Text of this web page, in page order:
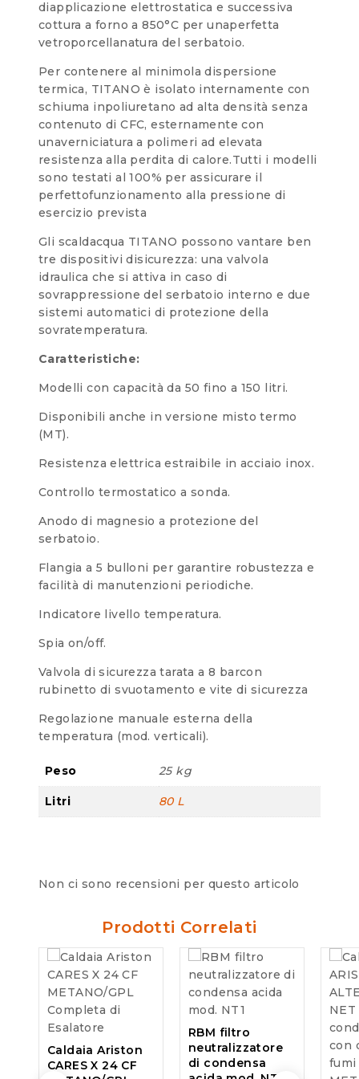
diapplicazione elettrostatica e successiva
cottura a forno a 850°C per unaperfetta
vetroporcellanatura del serbatoio.
Per contenere al minimola dispersione
termica, TITANO è isolato internamente con
schiuma inpoliuretano ad alta densità senza
contenuto di CFC, esternamente con
unaverniciatura a polimeri ad elevata
resistenza alla perdita di calore.Tutti i modelli
sono testati al 100% per assicurare il
perfettofunzionamento alla pressione di
esercizio prevista
Gli scaldacqua TITANO possono vantare ben
tre dispositivi disicurezza: una valvola
idraulica che si attiva in caso di
sovrappressione del serbatoio interno e due
sistemi automatici di protezione della
sovratemperatura.
Caratteristiche:
Modelli con capacità da 50 fino a 150 litri.
Disponibili anche in versione misto termo
(MT).
Resistenza elettrica estraibile in acciaio inox.
Controllo termostatico a sonda.
Anodo di magnesio a protezione del
serbatoio.
Flangia a 5 bulloni per garantire robustezza e
facilità di manutenzioni periodiche.
Indicatore livello temperatura.
Spia on/off.
Valvola di sicurezza tarata a 8 barcon
rubinetto di svuotamento e vite di sicurezza
Regolazione manuale esterna della
temperatura (mod. verticali).
Peso 25 kg
Litri 80 L
Non ci sono recensioni per questo articolo
Prodotti Correlati
Caldaia Ariston
CARES X 24 CF
RBM filtro
neutralizzatore
di condensa